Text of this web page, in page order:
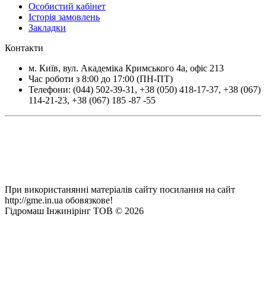
Особистий кабінет
Історія замовлень
Закладки
Контакти
м. Київ, вул. Академіка Кримського 4а, офіс 213
Час роботи з 8:00 до 17:00 (ПН-ПТ)
Телефони: (044) 502-39-31 , +38 (050) 418-17-37, +38 (067)
114-21-23, +38 (067) 185 -87 -55
При використанянні матеріалів сайту посилання на сайт
http://gme.in.ua обовязкове!
Гідромаш Інжинірінг ТОВ © 2026